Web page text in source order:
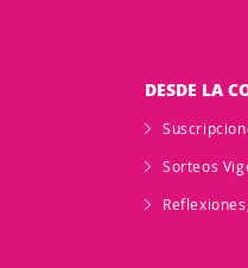
DESDE LA
Sorteos